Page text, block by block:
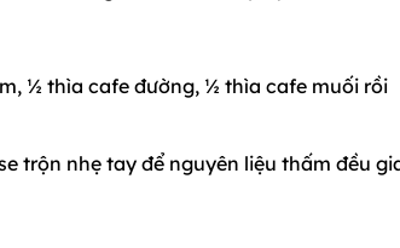
½ thìa cafe đường, ½ thìa cafe muối rồi
trộn nhẹ tay để nguyên liệu thấm đều